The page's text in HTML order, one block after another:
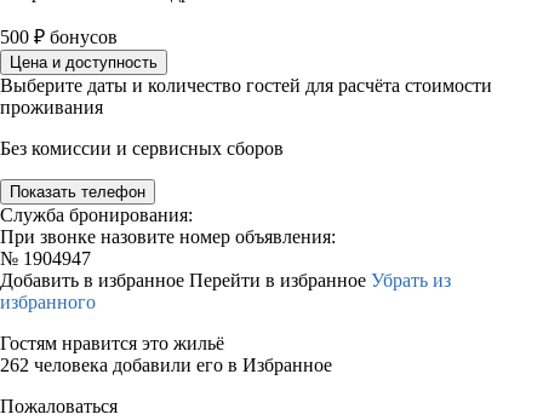
500 ₽ бонусов
Цена и доступность
Выберите даты и количество гостей для расчёта стоимости
проживания
Без комиссии и сервисных сборов
Показать телефон
Служба бронирования:
При звонке назовите номер объявления:
№ 1904947
Добавить в избранное Перейти в избранное Убрать из
избранного
Гостям нравится это жильё
262 человека добавили его в Избранное
Пожаловаться